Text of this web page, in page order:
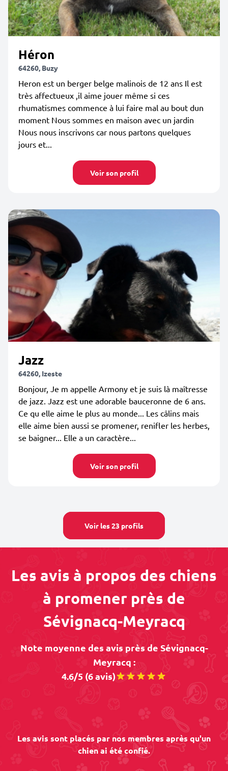
Héron
64260, Buzy
Heron est un berger belge malinois de 12 ans Il est
très affectueux ,il aime jouer même si ces
rhumatismes commence à lui faire mal au bout dun
moment Nous sommes en maison avec un jardin
Nous nous inscrivons car nous partons quelques
jours et...
Voir son profil
Jazz
64260, Izeste
Bonjour, Je m appelle Armony et je suis là maîtresse
de jazz. Jazz est une adorable bauceronne de 6 ans.
Ce qu elle aime le plus au monde... Les câlins mais
elle aime bien aussi se promener, renifler les herbes,
se baigner... Elle a un caractère...
Voir son profil
Voir les 23 profils
Les avis à propos des chiens
à promener près de
Sévignacq-Meyracq
Note moyenne des avis près de Sévignacq-
Meyracq :
4.6/5 (6 avis)
Les avis sont placés par nos membres après qu'un
chien ai été confié.